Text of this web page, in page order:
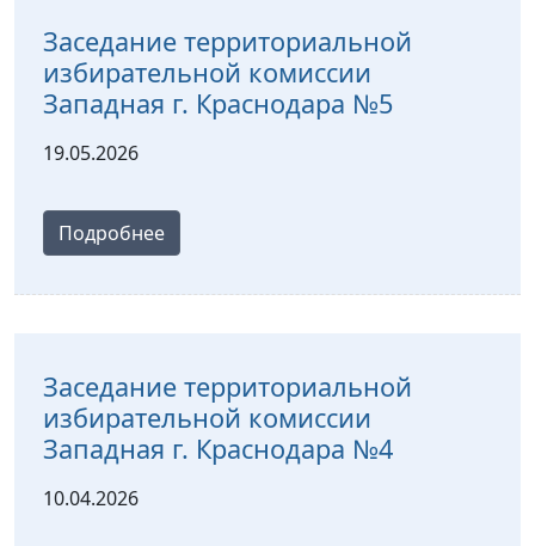
Заседание территориальной
избирательной комиссии
Западная г. Краснодара №5
19.05.2026
Подробнее
Заседание территориальной
избирательной комиссии
Западная г. Краснодара №4
10.04.2026